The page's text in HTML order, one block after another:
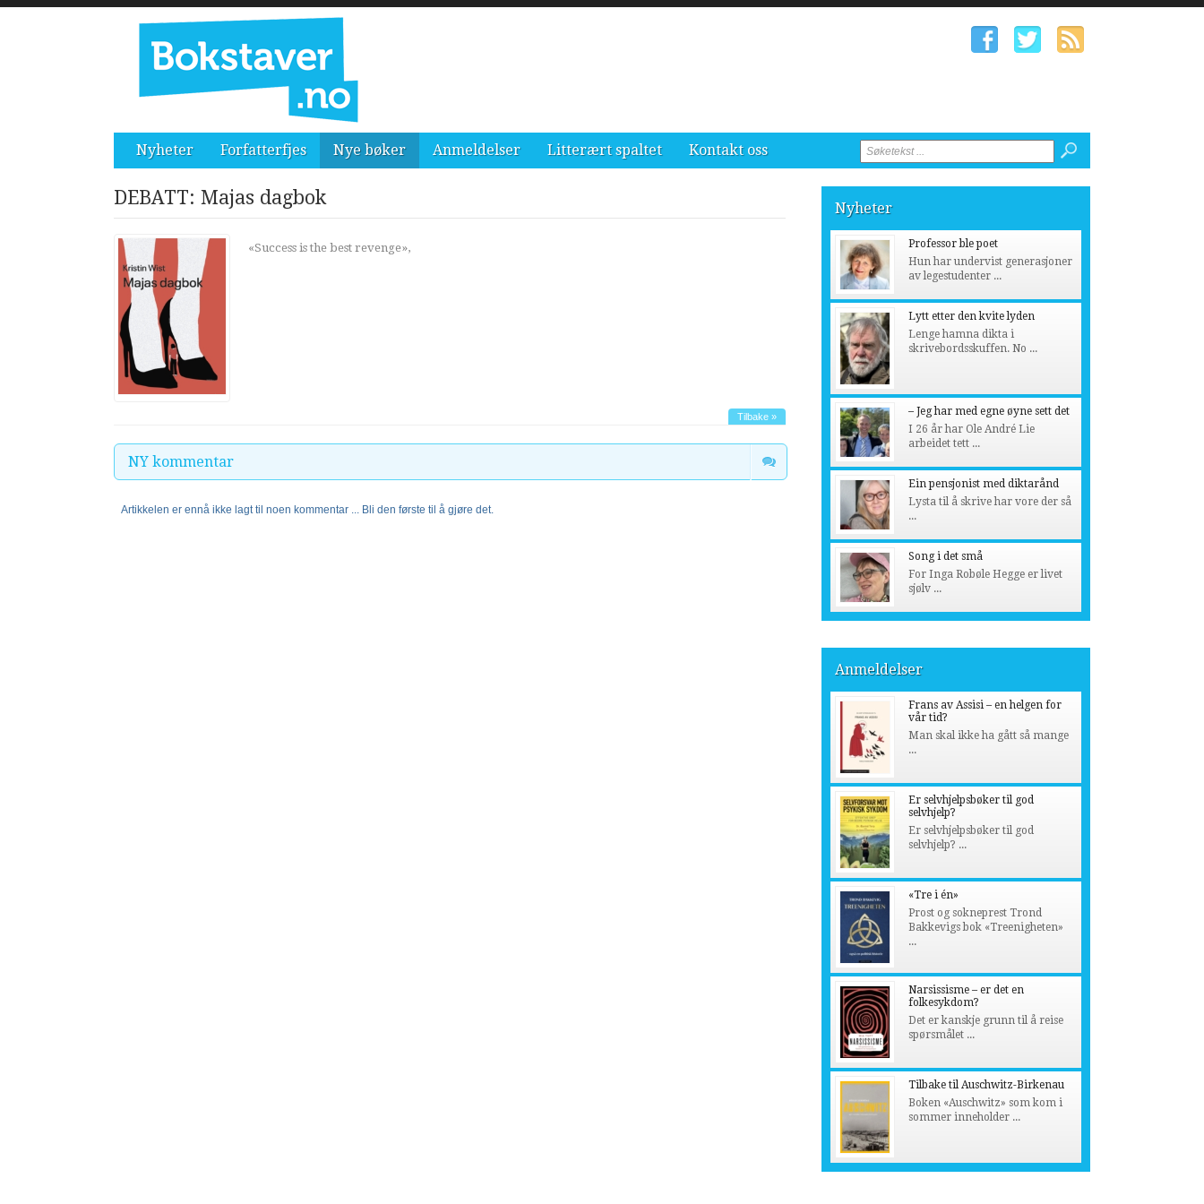
Nyheter Forfatterfjes Nye bøker Anmeldelser Litterært spaltet Kontakt oss
DEBATT: Majas dagbok
«Success is the best revenge»,
Tilbake »
NY kommentar
Artikkelen er ennå ikke lagt til noen kommentar ... Bli den første til å gjøre det.
Nyheter
Professor ble poet
Hun har undervist generasjoner
av legestudenter ...
Lytt etter den kvite lyden
Lenge hamna dikta i
skrivebordsskuffen. No ...
– Jeg har med egne øyne sett det
I 26 år har Ole André Lie
arbeidet tett ...
Ein pensjonist med diktarånd
Lysta til å skrive har vore der så
...
Song i det små
For Inga Robøle Hegge er livet
sjølv ...
Anmeldelser
Frans av Assisi – en helgen for
vår tid?
Man skal ikke ha gått så mange
...
Er selvhjelpsbøker til god
selvhjelp?
Er selvhjelpsbøker til god
selvhjelp? ...
«Tre i én»
Prost og sokneprest Trond
Bakkevigs bok «Treenigheten»
...
Narsissisme – er det en
folkesykdom?
Det er kanskje grunn til å reise
spørsmålet ...
Tilbake til Auschwitz-Birkenau
Boken «Auschwitz» som kom i
sommer inneholder ...